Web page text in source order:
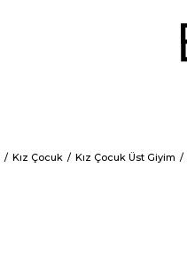
Kız Çocuk Kız Çocuk Üst Giyim